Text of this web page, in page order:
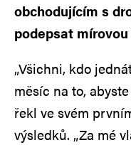
obchodujícím s
podepsat
„Všichni, kdo
měsíc na to,
řekl ve svém
výsledků. „Za mé